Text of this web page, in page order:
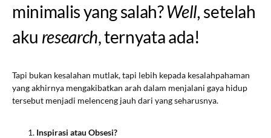
minimalis yang salah?Well, setelah
aku research, ternyata ada!
Tapi bukan kesalahan mutlak, tapi lebih kepada kesalahpahaman
yang akhirnya mengakibatkan arah dalam menjalani gaya hidup
tersebut menjadi melenceng jauh dari yang seharusnya.
Inspirasi atau Obsesi?